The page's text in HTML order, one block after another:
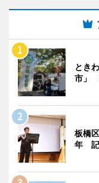
とき
市」
板橋
年 記